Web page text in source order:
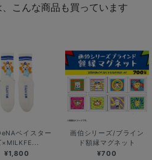
こんな商品も買っています
ベイスター
×MILKFE...
¥1,800
画伯シリーズ/ブライン
ド額縁マグネット
¥700